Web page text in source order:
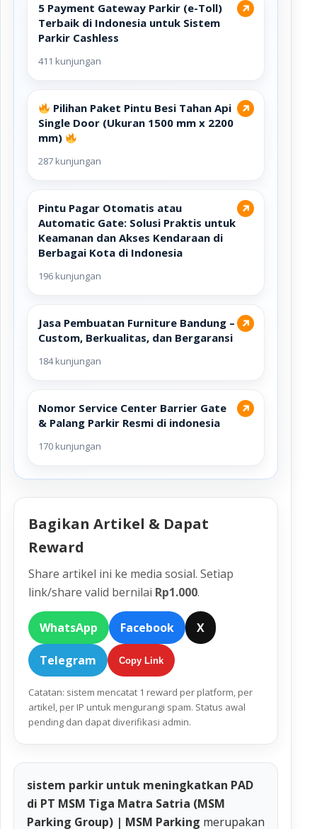
↗
5 Payment Gateway Parkir (e-Toll)
Terbaik di Indonesia untuk Sistem
Parkir Cashless
411 kunjungan
↗
Pilihan Paket Pintu Besi Tahan Api
Single Door (Ukuran 1500 mm x 2200
mm)
287 kunjungan
↗
Pintu Pagar Otomatis atau
Automatic Gate: Solusi Praktis untuk
Keamanan dan Akses Kendaraan di
Berbagai Kota di Indonesia
196 kunjungan
↗
Jasa Pembuatan Furniture Bandung –
Custom, Berkualitas, dan Bergaransi
184 kunjungan
↗
Nomor Service Center Barrier Gate
& Palang Parkir Resmi di indonesia
170 kunjungan
Bagikan Artikel & Dapat
Reward
Share artikel ini ke media sosial. Setiap
link/share valid bernilai Rp1.000.
WhatsApp Facebook X
Telegram Copy Link
Catatan: sistem mencatat 1 reward per platform, per
artikel, per IP untuk mengurangi spam. Status awal
pending dan dapat diverifikasi admin.
sistem parkir untuk meningkatkan PAD
di PT MSM Tiga Matra Satria (MSM
Parking Group) | MSM Parking merupakan